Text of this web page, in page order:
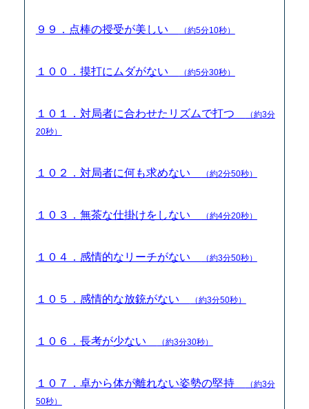
９９．点棒の授受が美しい （約5分10秒）
１００．摸打にムダがない （約5分30秒）
１０１．対局者に合わせたリズムで打つ
（約3分
20秒）
１０２．対局者に何も求めない （約2分50秒）
１０３．無茶な仕掛けをしない （約4分20秒）
１０４．感情的なリーチがない （約3分50秒）
１０５．感情的な放銃がない （約3分50秒）
１０６．長考が少ない （約3分30秒）
１０７．卓から体が離れない姿勢の堅持
（約3分
50秒）